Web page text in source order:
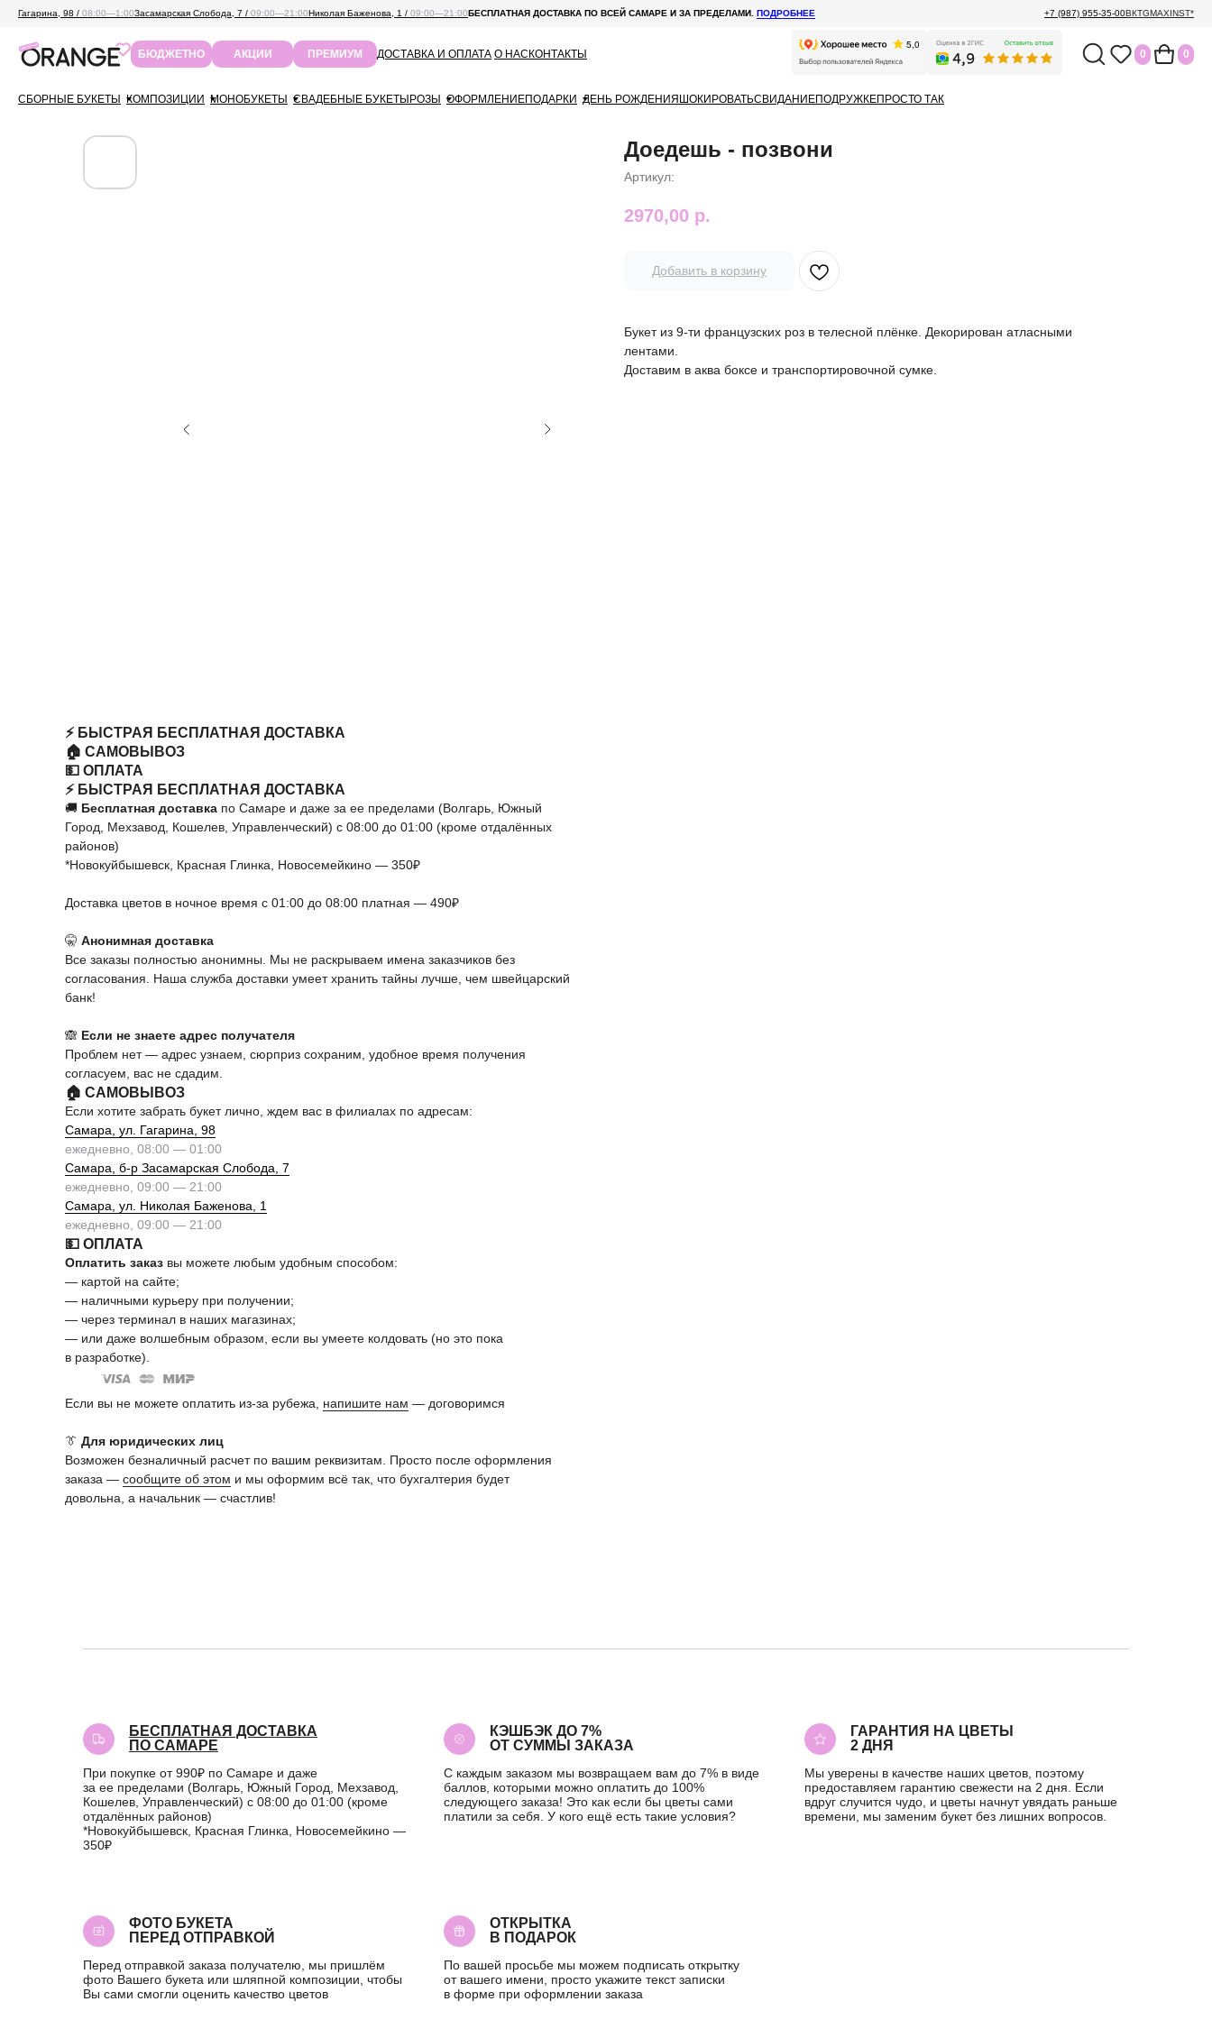
Гагарина, 98 / 08:00—1:00Засамарская Слобода, 7 / 09:00—21:00Николая Баженова, 1 / 09:00—21:00БЕСПЛАТНАЯ ДОСТАВКА ПО ВСЕЙ САМАРЕ И ЗА ПРЕДЕЛАМИ. ПОДРОБНЕЕ +7 (987) 955-35-00ВКTGMAXINST*
БЮДЖЕТНО АКЦИИ ПРЕМИУМ ДОСТАВКА И ОПЛАТА О НАСКОНТАКТЫ 0 0
СБОРНЫЕ БУКЕТЫ КОМПОЗИЦИИ МОНОБУКЕТЫ СВАДЕБНЫЕ БУКЕТЫРОЗЫ ОФОРМЛЕНИЕПОДАРКИ ДЕНЬ РОЖДЕНИЯШОКИРОВАТЬСВИДАНИЕПОДРУЖКЕПРОСТО ТАК
Доедешь - позвони
Артикул:
2970,00 р.
Добавить в корзину
Букет из 9-ти французских роз в телесной плёнке. Декорирован атласными
лентами.
Доставим в аква боксе и транспортировочной сумке.
⚡️ БЫСТРАЯ БЕСПЛАТНАЯ ДОСТАВКА
🏠 САМОВЫВОЗ
💵 ОПЛАТА
⚡️ БЫСТРАЯ БЕСПЛАТНАЯ ДОСТАВКА
🚚 Бесплатная доставка по Самаре и даже за ее пределами (Волгарь, Южный
Город, Мехзавод, Кошелев, Управленческий) с 08:00 до 01:00 (кроме отдалённых
районов)
*Новокуйбышевск, Красная Глинка, Новосемейкино — 350₽
Доставка цветов в ночное время с 01:00 до 08:00 платная — 490₽
🤫 Анонимная доставка
Все заказы полностью анонимны. Мы не раскрываем имена заказчиков без
согласования. Наша служба доставки умеет хранить тайны лучше, чем швейцарский
банк!
🙈 Если не знаете адрес получателя
Проблем нет — адрес узнаем, сюрприз сохраним, удобное время получения
согласуем, вас не сдадим.
🏠 САМОВЫВОЗ
Если хотите забрать букет лично, ждем вас в филиалах по адресам:
Самара, ул. Гагарина, 98
ежедневно, 08:00 — 01:00
Самара, б-р Засамарская Слобода, 7
ежедневно, 09:00 — 21:00
Самара, ул. Николая Баженова, 1
ежедневно, 09:00 — 21:00
💵 ОПЛАТА
Оплатить заказ вы можете любым удобным способом:
— картой на сайте;
— наличными курьеру при получении;
— через терминал в наших магазинах;
— или даже волшебным образом, если вы умеете колдовать (но это пока
в разработке).
Если вы не можете оплатить из-за рубежа, напишите нам — договоримся
👔 Для юридических лиц
Возможен безналичный расчет по вашим реквизитам. Просто после оформления
заказа — сообщите об этом и мы оформим всё так, что бухгалтерия будет
довольна, а начальник — счастлив!
БЕСПЛАТНАЯ ДОСТАВКА
ПО САМАРЕ
При покупке от 990₽ по Самаре и даже
за ее пределами (Волгарь, Южный Город, Мехзавод,
Кошелев, Управленческий) с 08:00 до 01:00 (кроме
отдалённых районов)
*Новокуйбышевск, Красная Глинка, Новосемейкино —
350₽
КЭШБЭК ДО 7%
ОТ СУММЫ ЗАКАЗА
С каждым заказом мы возвращаем вам до 7% в виде
баллов, которыми можно оплатить до 100%
следующего заказа! Это как если бы цветы сами
платили за себя. У кого ещё есть такие условия?
ГАРАНТИЯ НА ЦВЕТЫ
2 ДНЯ
Мы уверены в качестве наших цветов, поэтому
предоставляем гарантию свежести на 2 дня. Если
вдруг случится чудо, и цветы начнут увядать раньше
времени, мы заменим букет без лишних вопросов.
ФОТО БУКЕТА
ПЕРЕД ОТПРАВКОЙ
Перед отправкой заказа получателю, мы пришлём
фото Вашего букета или шляпной композиции, чтобы
Вы сами смогли оценить качество цветов
ОТКРЫТКА
В ПОДАРОК
По вашей просьбе мы можем подписать открытку
от вашего имени, просто укажите текст записки
в форме при оформлении заказа